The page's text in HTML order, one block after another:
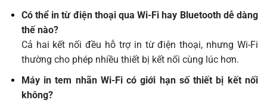
Có thể in từ điện thoại qua Wi-Fi hay Bluetooth dễ dàng
thế nào?
Cả hai kết nối đều hỗ trợ in từ điện thoại, nhưng Wi-Fi
thường cho phép nhiều thiết bị kết nối cùng lúc hơn.
Máy in tem nhãn Wi-Fi có giới hạn số thiết bị kết nối
không?